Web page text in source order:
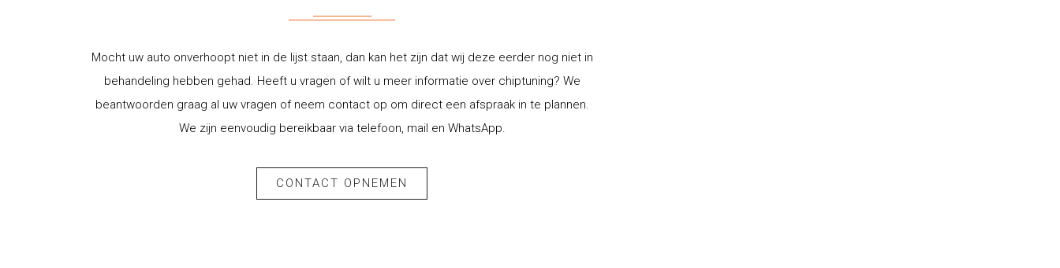
Mocht uw auto onverhoopt niet in de lijst staan, dan kan het zijn dat wij deze eerder nog niet in
behandeling hebben gehad. Heeft u vragen of wilt u meer informatie over chiptuning? We
beantwoorden graag al uw vragen of neem contact op om direct een afspraak in te plannen.
We zijn eenvoudig bereikbaar via telefoon, mail en WhatsApp.
CONTACT OPNEMEN